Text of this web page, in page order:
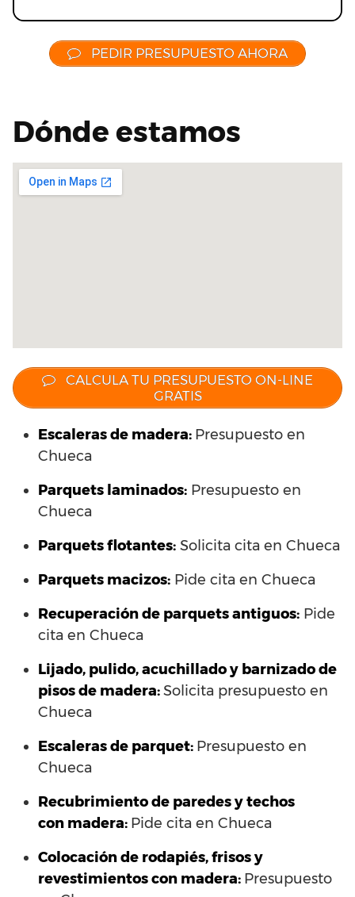
PEDIR PRESUPUESTO AHORA
Dónde estamos
CALCULA TU PRESUPUESTO ON-LINE
GRATIS
Escaleras de madera: Presupuesto en
Chueca
Parquets laminados: Presupuesto en
Chueca
Parquets flotantes: Solicita cita en Chueca
Parquets macizos: Pide cita en Chueca
Recuperación de parquets antiguos: Pide
cita en Chueca
Lijado, pulido, acuchillado y barnizado de
pisos de madera:Solicita presupuesto en
Chueca
Escaleras de parquet: Presupuesto en
Chueca
Recubrimiento de paredes y techos
con madera: Pide cita en Chueca
Colocación de rodapiés, frisos y
revestimientos con madera: Presupuesto